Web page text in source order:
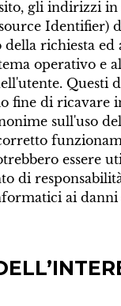
gli indirizzi
Identifier)
della richiesta
operativo e
Questi
fine di ricavare
sull'uso
essere
di
ai danni